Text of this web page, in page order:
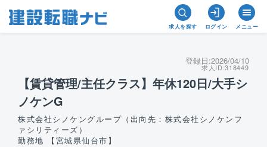
求人を探す ログイン メニュー
登録日:2026/04/10
求人ID:318449
【賃貸管理/主任クラス】年休120日/大手シ
ノケンG
株式会社シノケングループ（出向先：株式会社シノケンフ
ァシリティーズ）
勤務地 【宮城県仙台市】